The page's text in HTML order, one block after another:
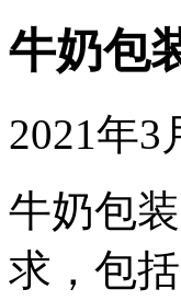
牛奶包
2021年3
牛奶包
求，包